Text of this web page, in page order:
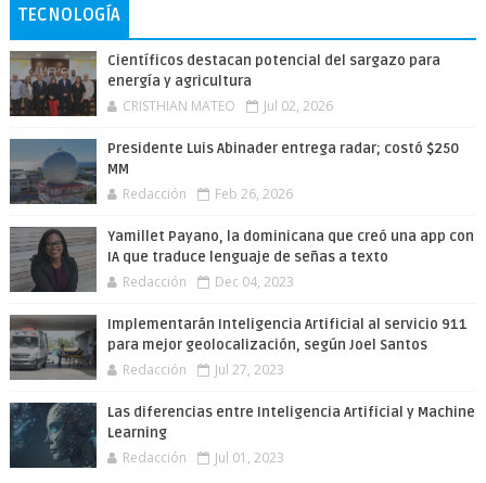
TECNOLOGÍA
Científicos destacan potencial del sargazo para
energía y agricultura
CRISTHIAN MATEO Jul 02, 2026
Presidente Luis Abinader entrega radar; costó $250
MM
Redacción Feb 26, 2026
Yamillet Payano, la dominicana que creó una app con
IA que traduce lenguaje de señas a texto
Redacción Dec 04, 2023
Implementarán Inteligencia Artificial al servicio 911
para mejor geolocalización, según Joel Santos
Redacción Jul 27, 2023
Las diferencias entre Inteligencia Artificial y Machine
Learning
Redacción Jul 01, 2023